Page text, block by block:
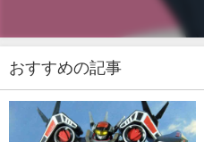
おすすめの記事